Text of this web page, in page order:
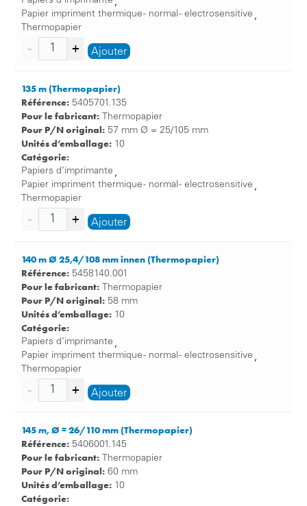
Papier impriment thermique - normal - electrosensitive ,
Thermopapier
Ajouter
135 m (Thermopapier)
Référence: 5405701.135
Pour le fabricant: Thermopapier
Pour P/N original: 57 mm Ø = 25/105 mm
Unités d’emballage: 10
Catégorie:
Papiers d’imprimante ,
Papier impriment thermique - normal - electrosensitive ,
Thermopapier
Ajouter
140 m Ø 25,4/108 mm innen (Thermopapier)
Référence: 5458140.001
Pour le fabricant: Thermopapier
Pour P/N original: 58 mm
Unités d’emballage: 10
Catégorie:
Papiers d’imprimante ,
Papier impriment thermique - normal - electrosensitive ,
Thermopapier
Ajouter
145 m, Ø = 26/110 mm (Thermopapier)
Référence: 5406001.145
Pour le fabricant: Thermopapier
Pour P/N original: 60 mm
Unités d’emballage: 10
Catégorie: